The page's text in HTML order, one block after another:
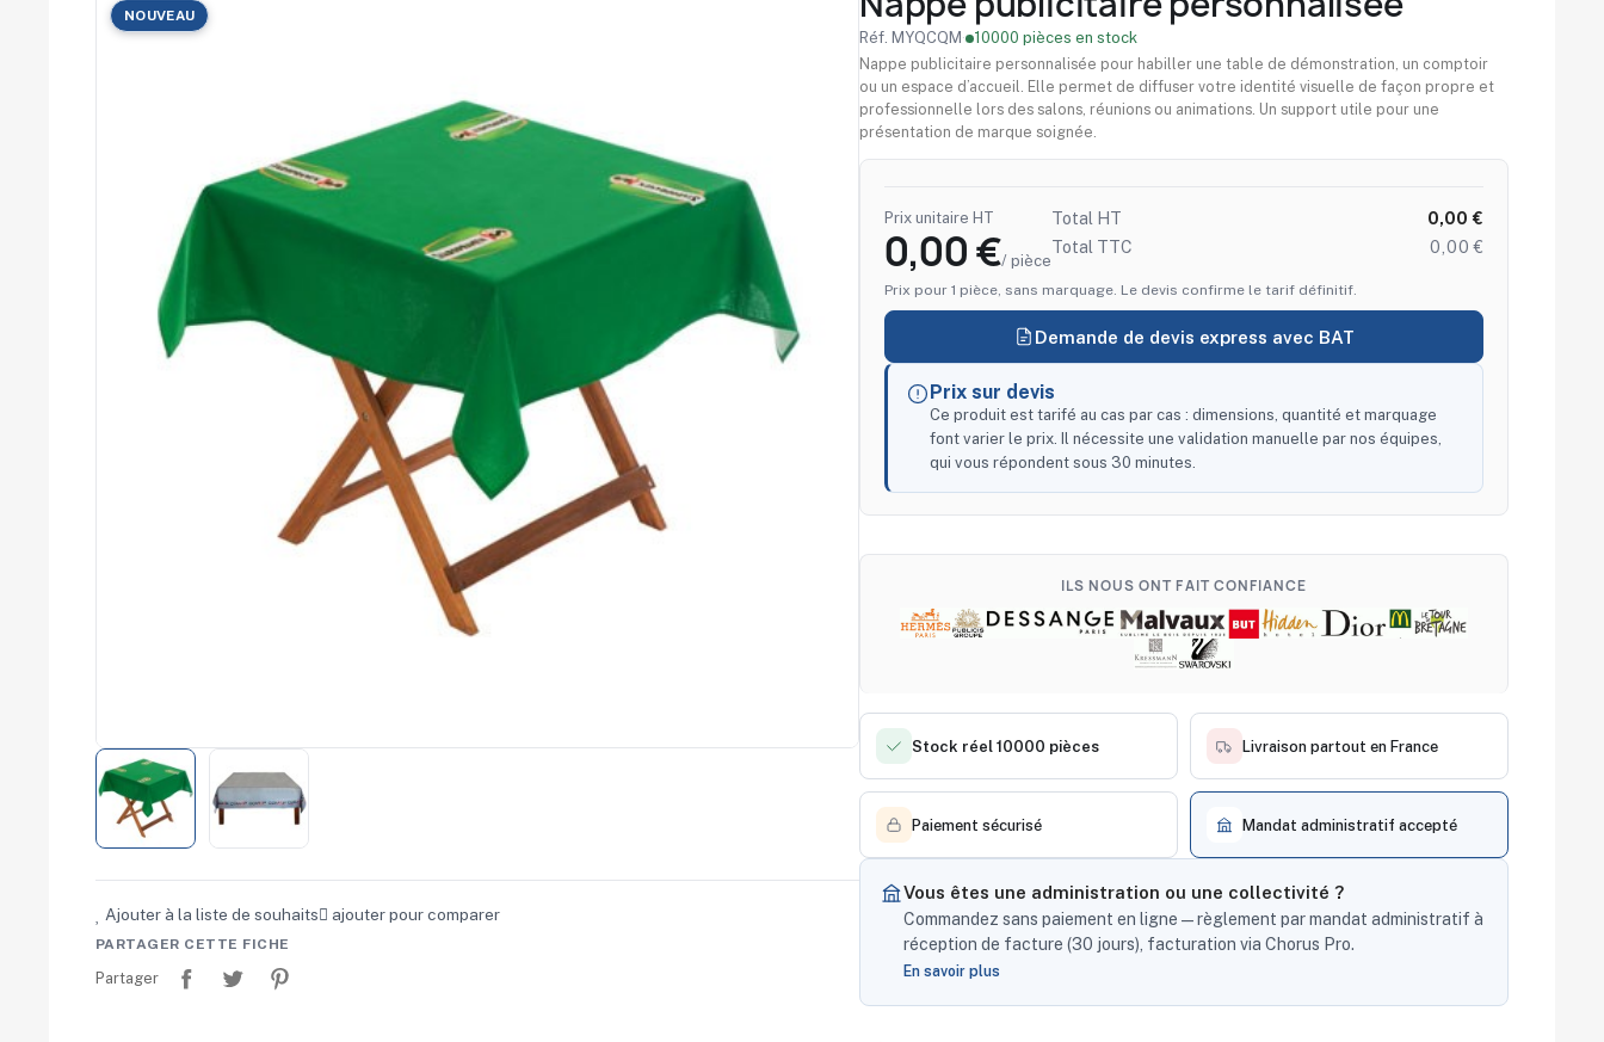
Cérémonies
Récompenses
Administrations
Associations
Comités d'entreprise
Fin d'année
Rentrée
Cérémonies
Récompenses
Été et plage
Campagnes RSE
Animations
commerciales
NOUVEAU
Ajouter à la liste de souhaits ajouter pour comparer
PARTAGER CETTE FICHE
Partager
Réf. MYQCQM · 10000 pièces en stock
Nappe publicitaire personnalisée pour habiller une table de démonstration, un comptoir
ou un espace d’accueil. Elle permet de diffuser votre identité visuelle de façon propre et
professionnelle lors des salons, réunions ou animations. Un support utile pour une
présentation de marque soignée.
Prix unitaire HT
0,00 €/ pièce
Total HT
0,00 €
Total TTC
0,00 €
Prix pour 1 pièce, sans marquage. Le devis confirme le tarif définitif.
Prix sur devis
Ce produit est tarifé au cas par cas : dimensions, quantité et marquage
font varier le prix. Il nécessite une validation manuelle par nos équipes,
qui vous répondent sous 30 minutes.
Demande de devis express avec BAT
ILS NOUS ONT FAIT CONFIANCE
Stock réel 10000 pièces Livraison partout en France
Paiement sécurisé Mandat administratif accepté
Vous êtes une administration ou une collectivité ?
Commandez sans paiement en ligne — règlement par mandat administratif à
réception de facture (30 jours), facturation via Chorus Pro.
En savoir plus